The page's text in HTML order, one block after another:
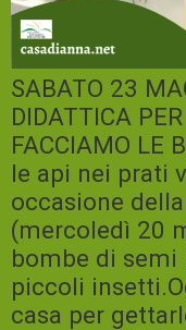
SABATO 23
DIDATTICA
FACCIAMO LE
le api nei prati
occasione
(mercoledì 20
bombe di semi
piccoli
casa per